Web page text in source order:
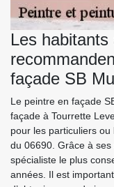
Les
façade SB
Le peintre en façade
façade à Tourrette
pour les particuliers
du 06690. Grâce à
spécialiste le plus
années. Il est